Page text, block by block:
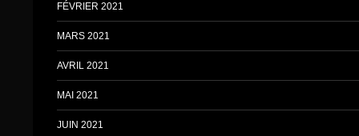
FÉVRIER 2021
MARS 2021
AVRIL 2021
MAI 2021
JUIN 2021